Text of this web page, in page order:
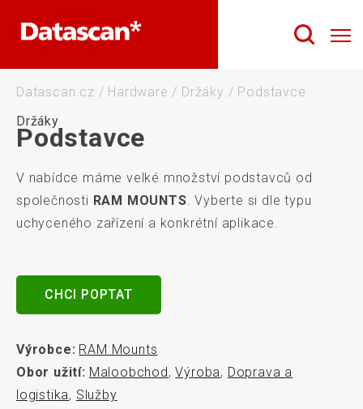
Datascan.cz / Hardware / Držáky / Podstavce
Držáky
Podstavce
V nabídce máme velké množství podstavců od
společnosti RAM MOUNTS. Vyberte si dle typu
uchyceného zařízení a konkrétní aplikace.
CHCI POPTAT
Výrobce: RAM Mounts
Obor užití: Maloobchod ,Výroba, Doprava a
logistika, Služby